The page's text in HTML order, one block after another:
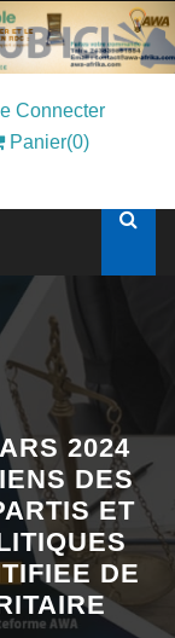
Connecter
Panier(0)
2024
DES
ET
DE